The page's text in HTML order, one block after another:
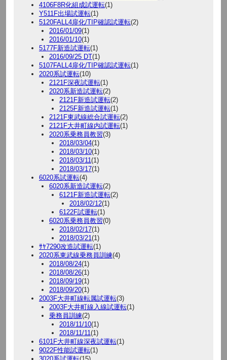
4106F8R化組成試運転(1)
Y511F出場試運転(1)
5120FALL4扉化/TIP確認試運転(2)
2016/01/09(1)
2016/01/10(1)
5177F新造試運転(1)
2016/09/25 DT(1)
5107FALL4扉化/TIP確認試運転(1)
2020系試運転(10)
2121F深夜試運転(1)
2020系新造試運転(2)
2121F新造試運転(2)
2125F新造試運転(1)
2121F東武線総合試運転(2)
2121F大井町線内試運転(1)
2020系乗務員教習(3)
2018/03/04(1)
2018/03/10(1)
2018/03/11(1)
2018/03/17(1)
6020系試運転(4)
6020系新造試運転(2)
6121F新造試運転(2)
2018/02/12(1)
6122F試運転(1)
6020系乗務員教習(0)
2018/02/17(1)
2018/03/21(1)
ｻﾔ7290改造試運転(1)
2020系東武線乗務員訓練(4)
2018/08/24(1)
2018/08/26(1)
2018/09/19(1)
2018/09/20(1)
2003F大井町線転属試運転(3)
2003F大井町線入線試運転(1)
乗務員訓練(2)
2018/11/10(1)
2018/11/11(1)
6101F大井町線深夜試運転(1)
9022F性能試運転(1)